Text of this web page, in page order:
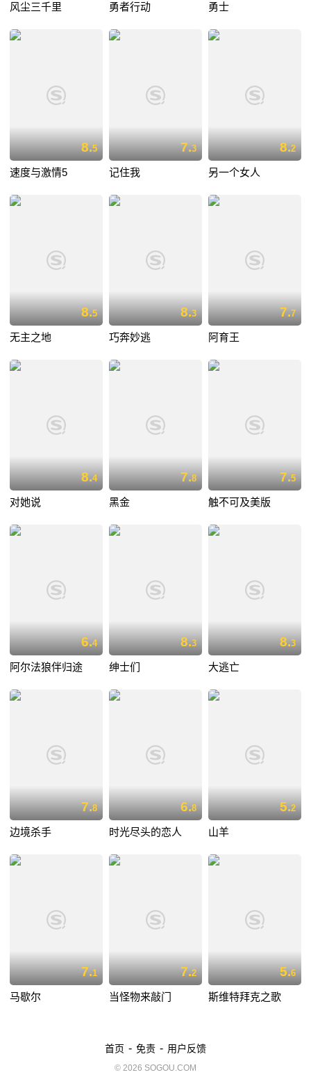
风尘三千里 勇者行动 勇士
8.5
速度与激情5
7.3
记住我
8.2
另一个女人
8.5
无主之地
8.3
巧奔妙逃
7.7
阿育王
8.4
对她说
7.8
黑金
7.5
触不可及美版
6.4
阿尔法狼伴归途
8.3
绅士们
8.3
大逃亡
7.8
边境杀手
6.8
时光尽头的恋人
5.2
山羊
7.1
马歇尔
7.2
当怪物来敲门
5.6
斯维特拜克之歌
首页 - 免责 - 用户反馈
© 2026 SOGOU.COM